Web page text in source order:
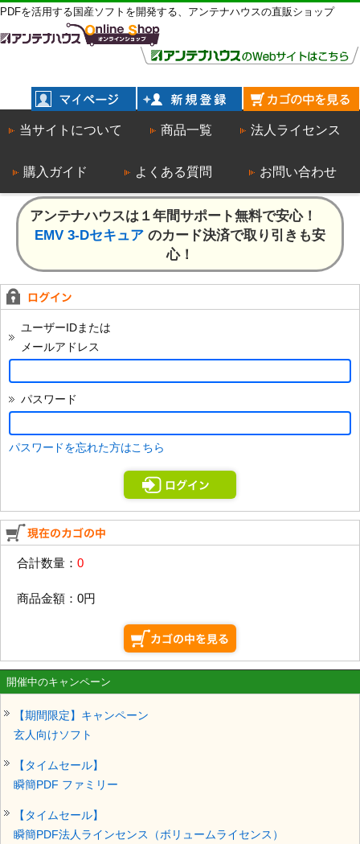
PDFを活用する国産ソフトを開発する、アンテナハウスの直販ショップ
当サイトについて 商品一覧 法人ライセンス
購入ガイド よくある質問 お問い合わせ
アンテナハウスは１年間サポート無料で安心！
EMV 3-Dセキュア のカード決済で取り引きも安
心！
ユーザーIDまたは
メールアドレス
パスワード
パスワードを忘れた方はこちら
合計数量： 0
商品金額： 0円
開催中のキャンペーン
【期間限定】キャンペーン
玄人向けソフト
【タイムセール】
瞬簡PDF ファミリー
【タイムセール】
瞬簡PDF法人ラインセンス（ボリュームライセンス）